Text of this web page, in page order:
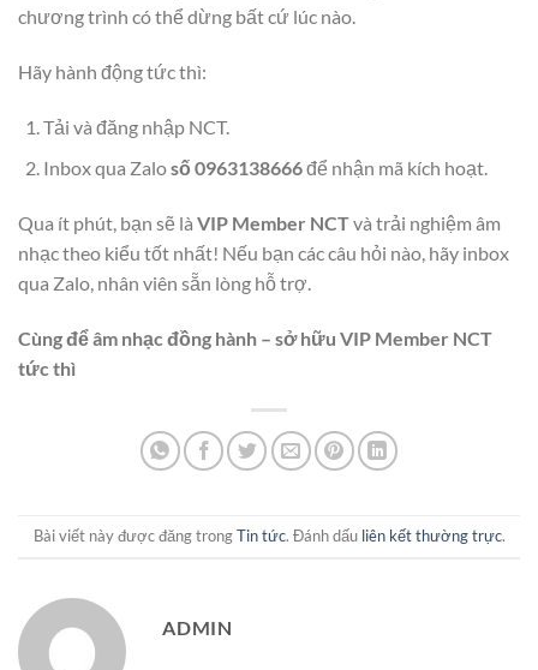
chương trình có thể dừng bất cứ lúc nào.
Hãy hành động tức thì:
Tải và đăng nhập NCT.
Inbox qua Zalosố 0963138666để nhận mã kích hoạt.
Qua ít phút, bạn sẽ là VIP Member NCTvà trải nghiệm âm
nhạc theo kiểu tốt nhất! Nếu bạn các câu hỏi nào, hãy inbox
qua Zalo, nhân viên sẵn lòng hỗ trợ.
Cùng để âm nhạc đồng hành – sở hữu VIP Member NCT
tức thì
Bài viết này được đăng trongTin tức. Đánh dấu liên kết thường trực.
ADMIN